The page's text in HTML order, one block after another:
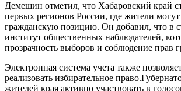
Демешин отметил, что Хабаровский край
первых регионов России, где жители
гражданскую позицию. Он добавил, что в
институт общественных наблюдателей,
прозрачность выборов и соблюдение прав
Электронная система учета также
реализовать избирательное
жителей края активно участвовать в